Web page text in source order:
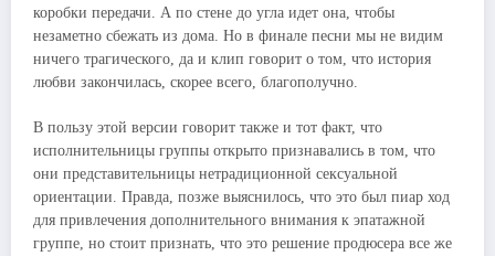
коробки передачи. А по стене до угла идет она, чтобы
незаметно сбежать из дома. Но в финале песни мы не видим
ничего трагического, да и клип говорит о том, что история
любви закончилась, скорее всего, благополучно.
В пользу этой версии говорит также и тот факт, что
исполнительницы группы открыто признавались в том, что
они представительницы нетрадиционной сексуальной
ориентации. Правда, позже выяснилось, что это был пиар ход
для привлечения дополнительного внимания к эпатажной
группе, но стоит признать, что это решение продюсера все же